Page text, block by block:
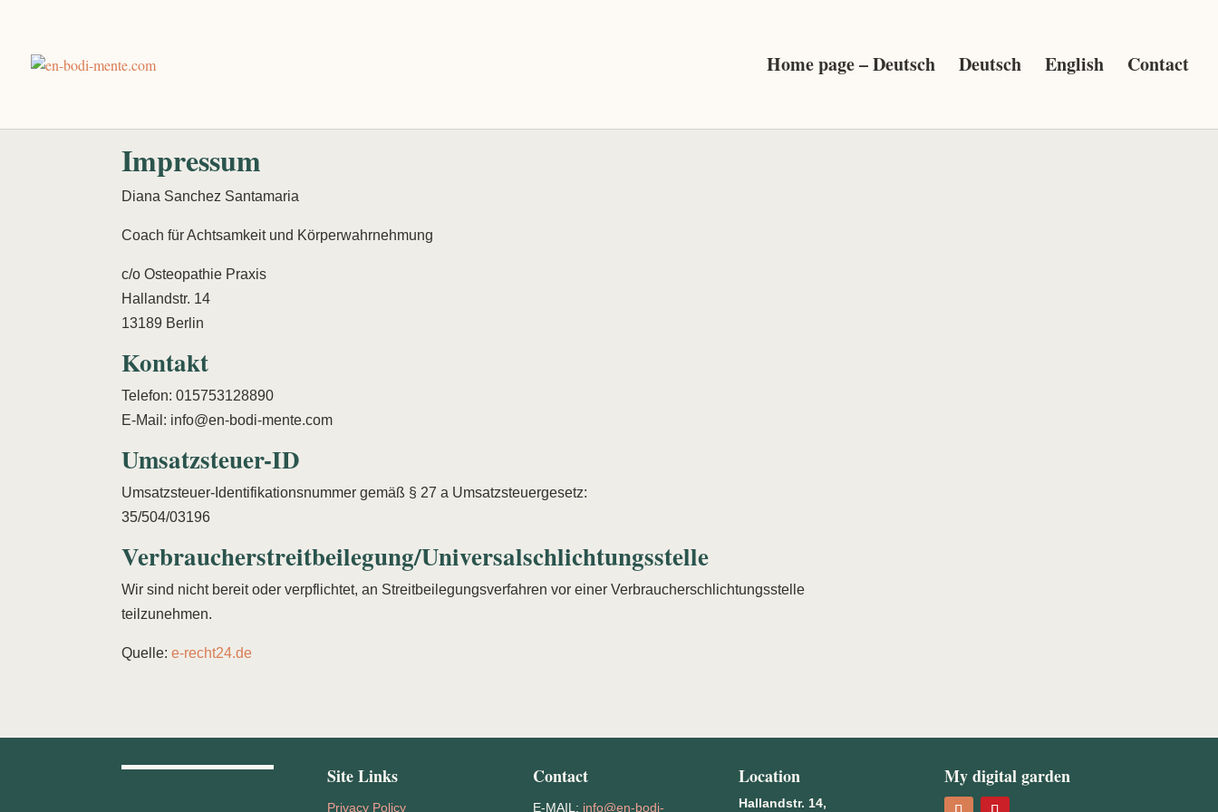
Home page – Deutsch Deutsch English Contact
Impressum
Diana Sanchez Santamaria
Coach für Achtsamkeit und Körperwahrnehmung
c/o Osteopathie Praxis
Hallandstr. 14
13189 Berlin
Kontakt
Telefon: 015753128890
E-Mail: info@en-bodi-mente.com
Umsatzsteuer-ID
Umsatzsteuer-Identifikationsnummer gemäß § 27 a Umsatzsteuergesetz:
35/504/03196
Verbraucher­streit­beilegung/Universal­schlichtungs­stelle
Wir sind nicht bereit oder verpflichtet, an Streitbeilegungsverfahren vor einer Verbraucherschlichtungsstelle
teilzunehmen.
Quelle:e-recht24.de
Site Links
Privacy Policy
Contact
E-MAIL: info@en-bodi-
Location
Hallandstr. 14,
My digital garden